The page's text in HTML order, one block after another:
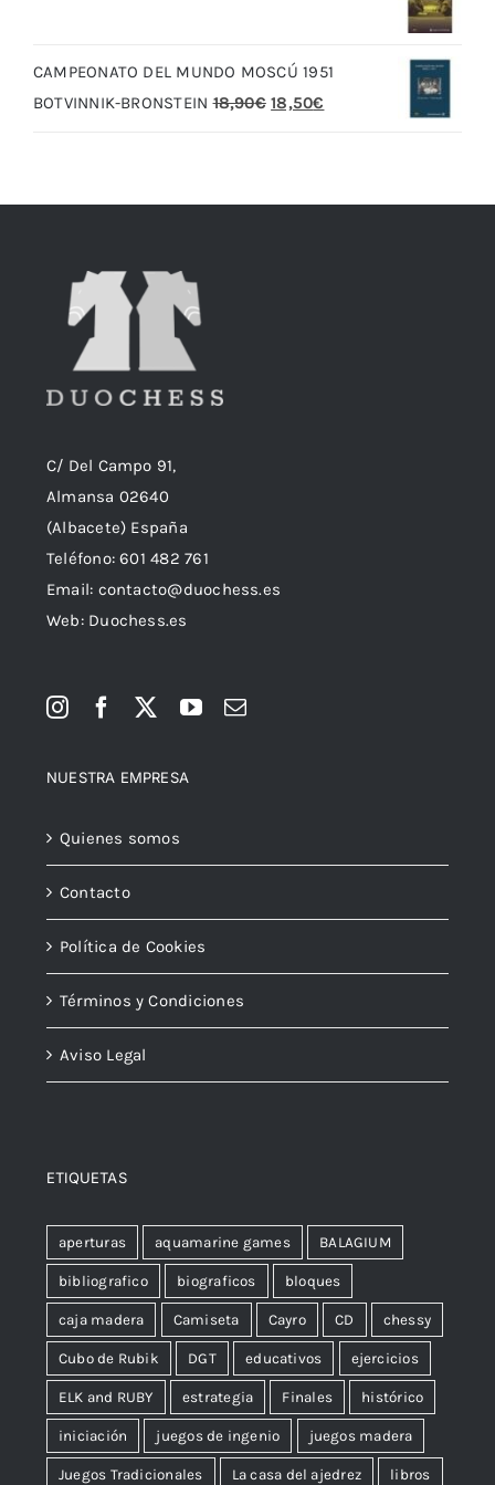
era:
20,00€.
CAMPEONATO DEL MUNDO MOSCÚ 1951
BOTVINNIK-BRONSTEIN 18,90€ El
18,50€
C/ Del Campo 91,
Almansa 02640
(Albacete) España
Teléfono:601 482 761
Email: contacto@duochess.es
Web: Duochess.es
NUESTRA EMPRESA
Quienes somos
Contacto
Política de Cookies
Términos y Condiciones
Aviso Legal
ETIQUETAS
aperturas aquamarine games BALAGIUM
bibliografico biograficos bloques
caja madera Camiseta Cayro CD chessy
Cubo de Rubik DGT educativos ejercicios
ELK and RUBY estrategia Finales histórico
iniciación juegos de ingenio juegos madera
Juegos Tradicionales La casa del ajedrez libros